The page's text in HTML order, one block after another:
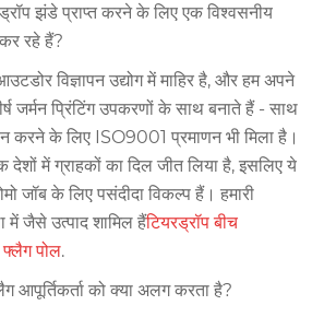
झंडे प्राप्त करने के लिए एक विश्वसनीय
रहे हैं?
विज्ञापन उद्योग में माहिर है, और हम अपने
जर्मन प्रिंटिंग उपकरणों के साथ बनाते हैं - साथ
करने के लिए ISO9001 प्रमाणन भी मिला है।
में ग्राहकों का दिल जीत लिया है, इसलिए ये
जॉब के लिए पसंदीदा विकल्प हैं। हमारी
में जैसे उत्पाद शामिल हैंटियरड्रॉप बीच
फ्लैग पोल.
आपूर्तिकर्ता को क्या अलग करता है?